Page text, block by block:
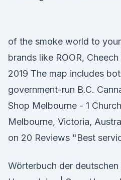
of the smoke world to
brands like ROOR,
2019 The map includes
government-run B.C.
Shop Melbourne - 1
Melbourne, Victoria,
on 20 Reviews "Best
Wörterbuch der deutschen